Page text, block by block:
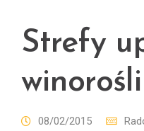
Strefy
08/02/2015